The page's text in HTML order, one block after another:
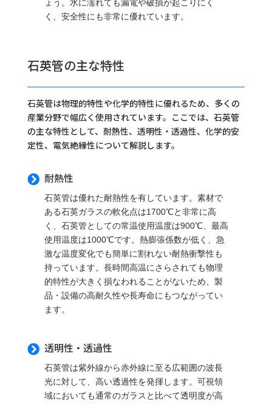
ょう。水に濡れても漏電や破損が起こりにく
く、安全性にも非常に優れています。
石英管の主な特性
石英管は物理的特性や化学的特性に優れるため、多くの
産業分野で幅広く使用されています。ここでは、石英管
の主な特性として、耐熱性、透明性・透過性、化学的安
定性、電気絶縁性について解説します。
 耐熱性
石英管は優れた耐熱性を有しています。素材で
ある石英ガラスの軟化点は1700℃と非常に高
く、石英管としての常温使用温度は900℃、最高
使用温度は1000℃です。熱膨張係数が低く、急
激な温度変化でも簡単に割れない耐熱衝撃性も
持っています。長時間高温にさらされても物理
的特性が大きく損なわれることがないため、製
品・設備の高耐久性や長寿命にもつながってい
ます。
 透明性・透過性
石英管は紫外線から赤外線に至る広範囲の波長
光に対して、高い透過性を発揮します。可視領
域においても通常のガラスと比べて透明度が高